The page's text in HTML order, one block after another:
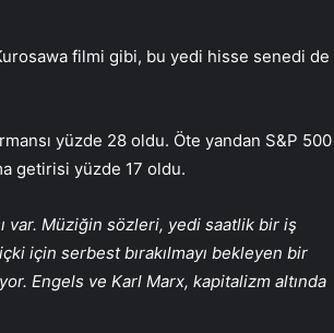
filmi gibi, bu yedi hisse senedi de
yüzde 28 oldu. Öte yandan S&P 500
getirisi yüzde 17 oldu.
var. Müziğin sözleri, yedi saatlik bir iş
için serbest bırakılmayı bekleyen bir
Engels ve Karl Marx, kapitalizm altında